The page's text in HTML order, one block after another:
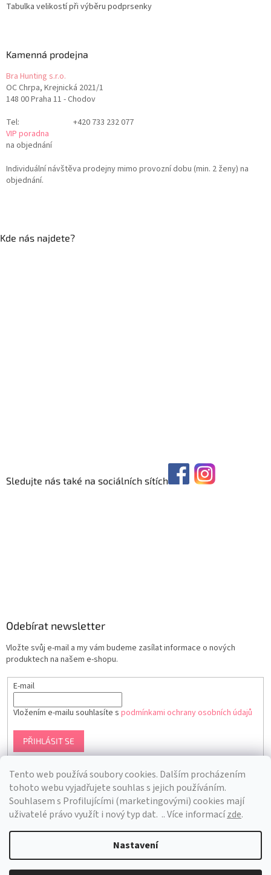
Tento web používá soubory cookies. Dalším procházením
tohoto webu vyjadřujete souhlas s jejich používáním.
Souhlasem s Profilujícími (marketingovými) cookies mají
uživatelé právo využít i nový typ dat. .. Více informacízde.
Nastavení
Tabulka velikostí při výběru podprsenky
Kamenná prodejna
Bra Hunting s.r.o.
OC Chrpa, Krejnická 2021/1
148 00 Praha 11 - Chodov
Tel:
+420 733 232 077
VIP poradna
na objednání
Individuální návštěva prodejny mimo provozní dobu (min. 2 ženy) na
objednání.
Kde nás najdete?
Sledujte nás také na sociálních sítích
Odebírat newsletter
Vložte svůj e-mail a my vám budeme zasílat informace o nových
produktech na našem e-shopu.
E-mail
Vložením e-mailu souhlasíte s podmínkami ochrany osobních údajů
PŘIHLÁSIT SE
Vytvořil Shoptet